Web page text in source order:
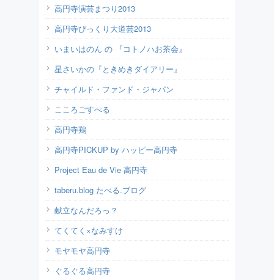
高円寺演芸まつり2013
高円寺びっくり大道芸2013
いまいはのん の 『コトノハお茶会』
星さいかの『ときめきダイアリー』
チャイルド・ファンド・ジャパン
こころごすぺる
高円寺鶏
高円寺PICKUP by ハッピー高円寺
Project Eau de Vie 高円寺
taberu.blog たべる.ブログ
献立なんだろっ？
てくてく×なみすけ
モヤモヤ高円寺
ぐるぐる高円寺